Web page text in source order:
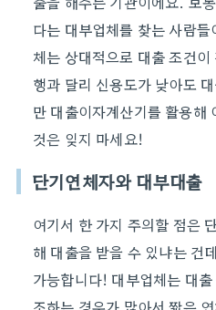
다는 대부업체를 찾는 사람
체는 상대적으로 대출 조건
행과 달리 신용도가 낮아도
만 대출이자계산기를 활용해
것은 잊지 마세요!
단기연체자와 대부대출
여기서 한 가지 주의할 점은
해 대출을 받을 수 있냐는 건
가능합니다! 대부업체는 대